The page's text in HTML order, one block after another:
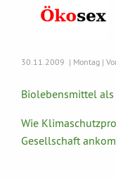
30.11.2009 | Montag |
Biolebensmittel
Wie
Gesellschaft